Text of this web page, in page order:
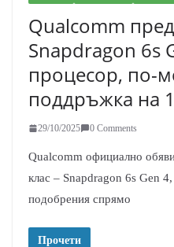
Qualcomm
Snapdragon 6s
процесор, по-
поддръжка на
29/10/2025 0 Comments
Qualcomm официално
клас – Snapdragon 6s Gen
подобрения спрямо
Прочети